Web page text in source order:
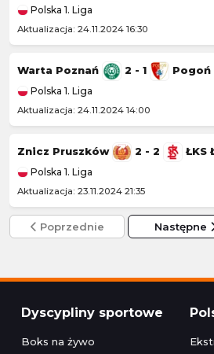
Polska 1. Liga
Aktualizacja: 24.11.2024 16:30
Warta Poznań 2 - 1 Pogoń
Polska 1. Liga
Aktualizacja: 24.11.2024 14:00
Znicz Pruszków 2 - 2 ŁKS
Polska 1. Liga
Aktualizacja: 23.11.2024 21:35
Poprzednie Następne
Dyscypliny sportowe
Boks na żywo